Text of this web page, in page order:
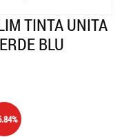
TINTA UNITA
BLU